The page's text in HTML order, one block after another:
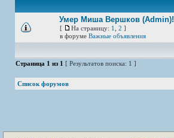
Умер Миша Вершков (Admin)!
[ На страницу: 1 2 ]
в форуме Важные объявления
Страница 1 из 1 [ Результатов поиска: 1 ]
Список форумов